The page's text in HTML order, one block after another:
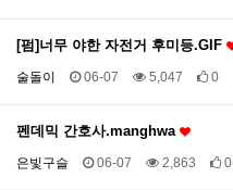
[펌]너무 야한 자전거 후미등.GIF
술돌이 06-07 5,047 0
펜데믹 간호사.manghwa
은빛구슬 06-07 2,863 0